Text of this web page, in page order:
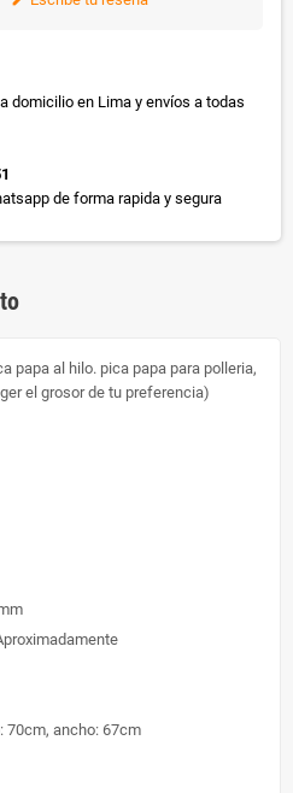
domicilio en Lima y envíos a todas
de forma rapida y segura
papa al hilo. pica papa para polleria,
el grosor de tu preferencia)
70cm, ancho: 67cm